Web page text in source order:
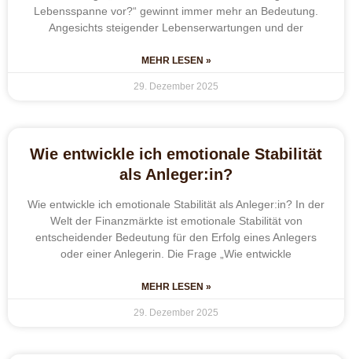
Lebensspanne vor?“ gewinnt immer mehr an Bedeutung.
Angesichts steigender Lebenserwartungen und der
MEHR LESEN »
29. Dezember 2025
Wie entwickle ich emotionale Stabilität
als Anleger:in?
Wie entwickle ich emotionale Stabilität als Anleger:in? In der
Welt der Finanzmärkte ist emotionale Stabilität von
entscheidender Bedeutung für den Erfolg eines Anlegers
oder einer Anlegerin. Die Frage „Wie entwickle
MEHR LESEN »
29. Dezember 2025